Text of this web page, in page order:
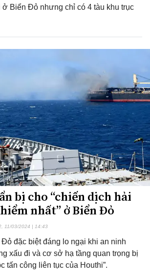
ở Biển Đỏ nhưng chỉ có 4 tàu khu trục
bị cho “chiến dịch hải
nhất” ở Biển Đỏ
11/03/2024 | 14:43
đặc biệt đáng lo ngại khi an ninh
xấu đi và cơ sở hạ tầng quan trọng bị
tấn công liên tục của Houthi”.